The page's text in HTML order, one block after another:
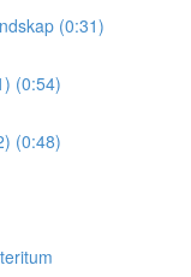
(0:31)
(0:54)
(0:48)